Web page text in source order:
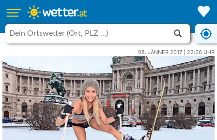
08. JÄNNER 2017 | 22:26 UHR